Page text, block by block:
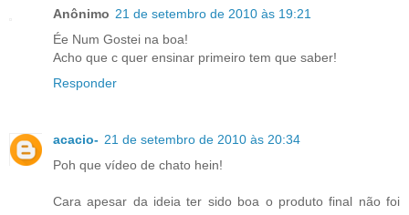
Anônimo 21 de setembro de 2010 às 19:21
Ée Num Gostei na boa!
Acho que c quer ensinar primeiro tem que saber!
Responder
acacio- 21 de setembro de 2010 às 20:34
Poh que vídeo de chato hein!
Cara apesar da ideia ter sido boa o produto final não foi